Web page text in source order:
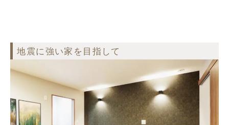
地震に強い家を目指して